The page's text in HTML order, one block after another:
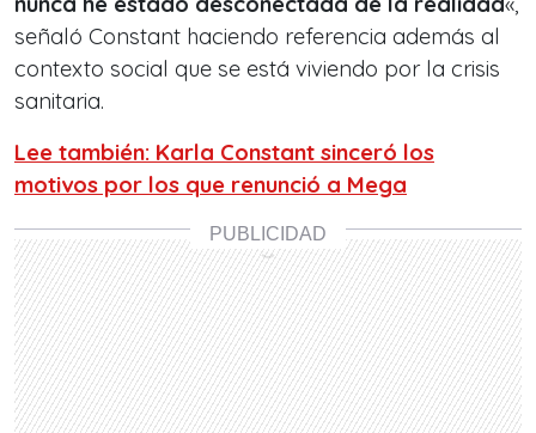
señaló Constant haciendo referencia además al
contexto social que se está viviendo por la crisis
sanitaria.
Lee también: Karla Constant sinceró los
motivos por los que renunció a Mega